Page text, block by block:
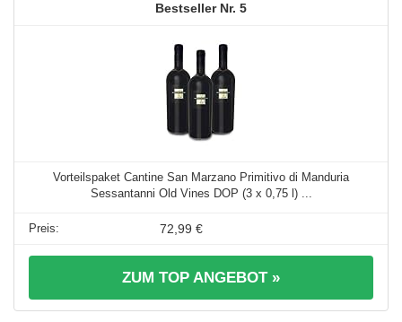
5
Vorteilspaket Cantine San Marzano Primitivo di Manduria
Sessantanni Old Vines DOP (3 x 0,75 l) ...
72,99 €
ZUM TOP ANGEBOT »